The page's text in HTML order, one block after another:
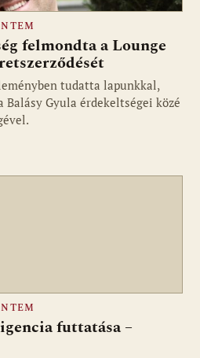
felmondta a Lounge
tudatta lapunkkal,
Balásy Gyula érdekeltségei közé
futtatása –